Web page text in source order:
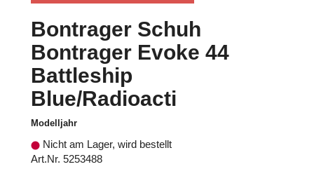
Bontrager Schuh
Bontrager Evoke 44
Battleship
Blue/Radioacti
Modelljahr
Nicht am Lager, wird bestellt
Art.Nr. 5253488